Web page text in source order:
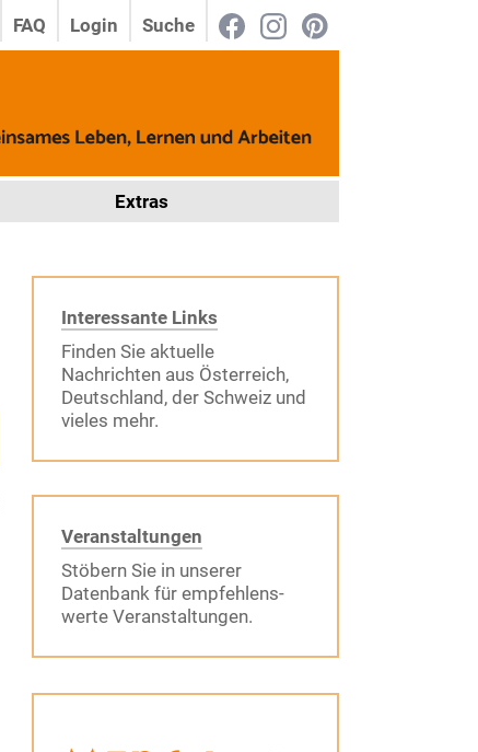
Suche
Login
FAQ
Extras
Interessante Links
Finden Sie aktuelle
Nachrichten aus Österreich,
Deutschland, der Schweiz und
vieles mehr.
Veranstaltungen
Stöbern Sie in unserer
Datenbank für empfehlens-
werte Veranstaltungen.